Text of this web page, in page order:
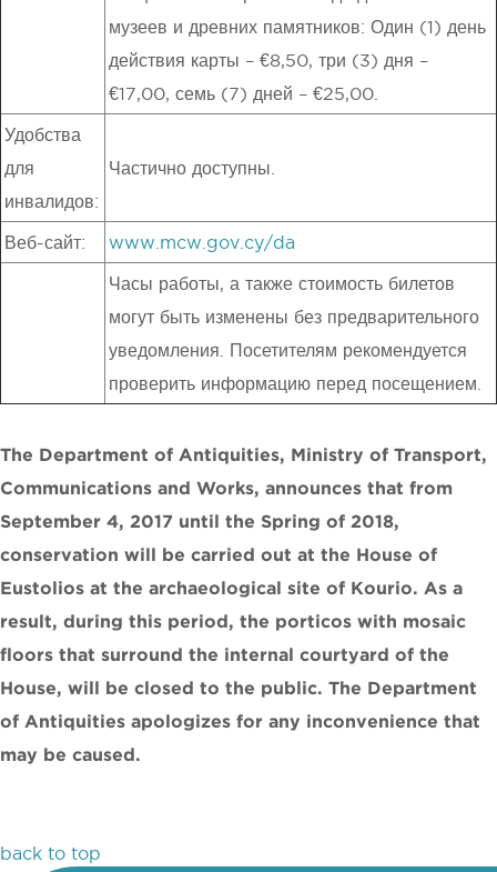
музеев и древних памятников: Один (1) день
действия карты – €8,50, три (3) дня –
€17,00, семь (7) дней – €25,00.
Удобства
для
инвалидов:
Частично доступны.
Веб-сайт: www.mcw.gov.cy/da
Часы работы, а также стоимость билетов
могут быть изменены без предварительного
уведомления. Посетителям рекомендуется
проверить информацию перед посещением.
The Department of Antiquities, Ministry of Transport,
Communications and Works, announces that from
September 4, 2017 until the Spring of 2018,
conservation will be carried out at the House of
Eustolios at the archaeological site of Kourio. As a
result, during this period, the porticos with mosaic
floors that surround the internal courtyard of the
House, will be closed to the public. The Department
of Antiquities apologizes for any inconvenience that
may be caused.
back to top